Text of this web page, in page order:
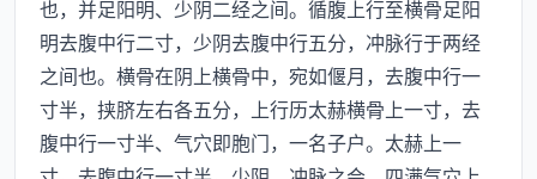
也，并足阳明、少阴二经之间。循腹上行至横骨足阳
明去腹中行二寸，少阴去腹中行五分，冲脉行于两经
之间也。横骨在阴上横骨中，宛如偃月，去腹中行一
寸半，挟脐左右各五分，上行历太赫横骨上一寸，去
腹中行一寸半、气穴即胞门，一名子户。太赫上一